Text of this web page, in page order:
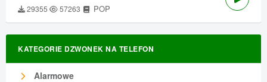
29355 57263 POP
KATEGORIE DZWONEK NA TELEFON
Alarmowe